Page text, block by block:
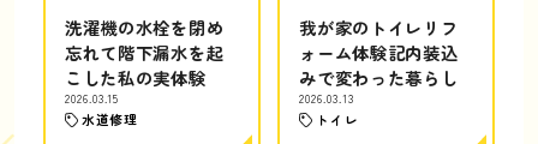
洗濯機の水栓を閉め
忘れて階下漏水を起
こした私の実体験
2026.03.15
水道修理
我が家のトイレリフ
ォーム体験記内装込
みで変わった暮らし
2026.03.13
トイレ